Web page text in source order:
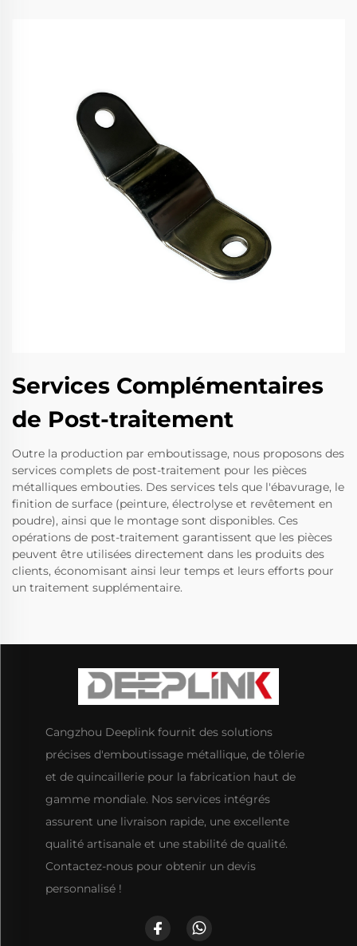
Services Complémentaires
de Post-traitement
Outre la production par emboutissage, nous proposons des
services complets de post-traitement pour les pièces
métalliques embouties. Des services tels que l'ébavurage, le
finition de surface (peinture, électrolyse et revêtement en
poudre), ainsi que le montage sont disponibles. Ces
opérations de post-traitement garantissent que les pièces
peuvent être utilisées directement dans les produits des
clients, économisant ainsi leur temps et leurs efforts pour
un traitement supplémentaire.
Cangzhou Deeplink fournit des solutions
précises d'emboutissage métallique, de tôlerie
et de quincaillerie pour la fabrication haut de
gamme mondiale. Nos services intégrés
assurent une livraison rapide, une excellente
qualité artisanale et une stabilité de qualité.
Contactez-nous pour obtenir un devis
personnalisé !